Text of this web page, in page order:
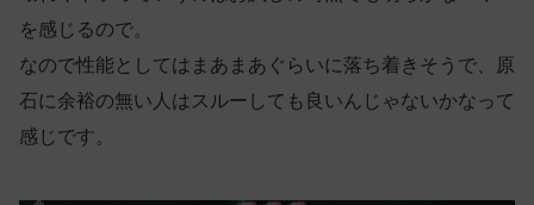
を感じるので。
なので性能としてはまあまあぐらいに落ち着きそうで、原
石に余裕の無い人はスルーしても良いんじゃないかなって
感じです。